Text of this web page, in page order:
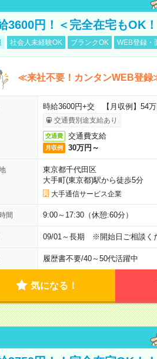
3600円！＜完全在宅もOK
社会人未経験OK ブランクOK WEB登録・
≪来社不要！カンタンWEB登録
時給3600円+交 【月収例】54万
交通費別途支給あり
交通費 交通費支給
月収例 30万円～
東京都千代田区
大手町(東京都)駅から徒歩5分
大手通信サービス企業
間 9:00～17:30（休憩:60分）
09/01～長期 ※開始日ご相談く
履歴書不要/40～50代活躍中
気になる！